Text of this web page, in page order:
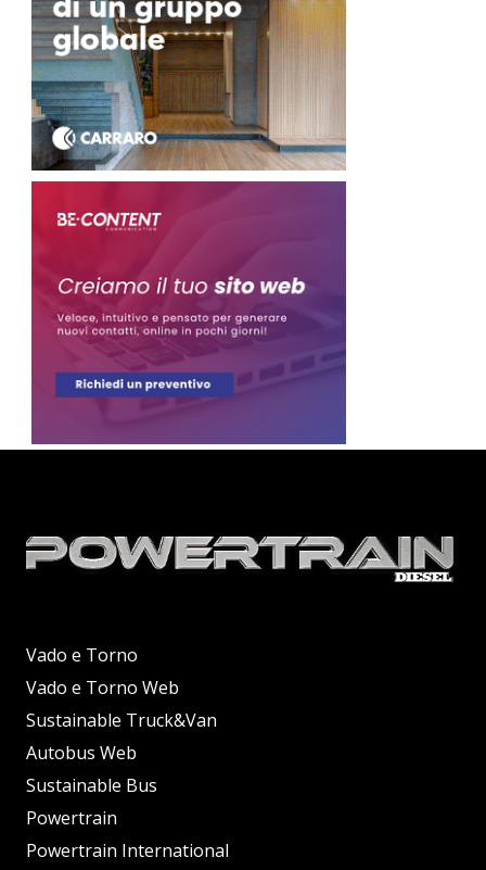
Vado e Torno
Vado e Torno Web
Sustainable Truck&Van
Autobus Web
Sustainable Bus
Powertrain
Powertrain International